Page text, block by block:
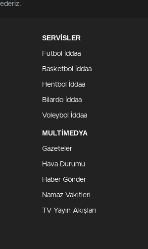
SERVİSLER
Futbol İddaa
Basketbol İddaa
Hentbol İddaa
Bilardo İddaa
Voleybol İddaa
MULTİMEDYA
Gazeteler
Hava Durumu
Haber Gönder
Namaz Vakitleri
TV Yayın Akışları